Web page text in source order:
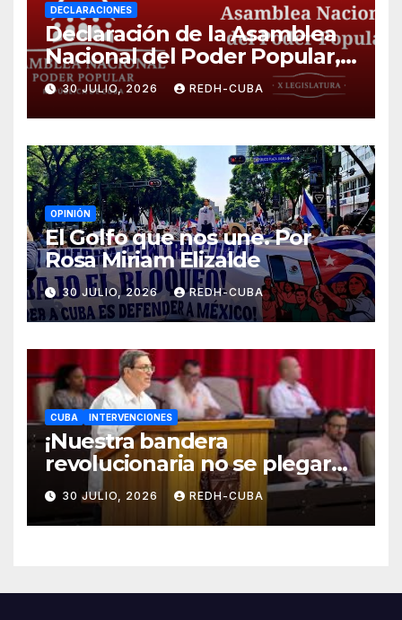
DECLARACIONES
Declaración de la Asamblea
Nacional del Poder Popular,
¡Cesen el cerco energético y
el castigo colectivo al pueblo
cubano!
30 JULIO, 2026 REDH-CUBA
OPINIÓN
El Golfo que nos une. Por
Rosa Miriam Elizalde
30 JULIO, 2026 REDH-CUBA
CUBA INTERVENCIONES
¡Nuestra bandera
revolucionaria no se plegará
jamás! Por Bruno Rodríguez
Parrilla
30 JULIO, 2026 REDH-CUBA